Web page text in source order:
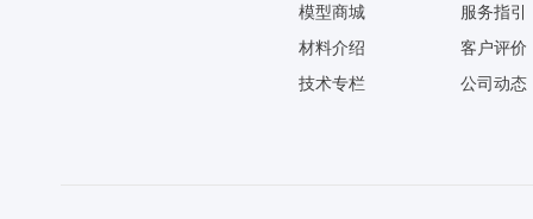
模型商城
材料介绍
技术专栏
服务指引
客户评价
公司动态